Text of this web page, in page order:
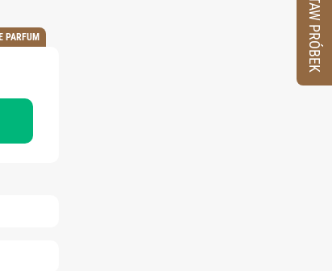
PARFUM ZESTAW PRÓBEK